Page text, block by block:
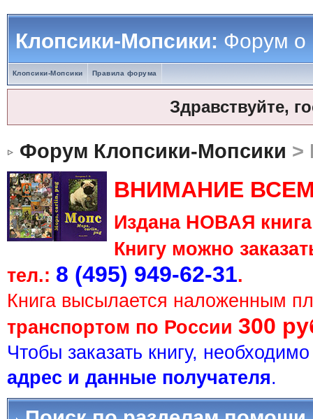
Клопсики-Мопсики:Форум о
Клопсики-Мопсики Правила форума
Здравствуйте,
Форум Клопсики-Мопсики >
ВНИМАНИЕ
Издана НОВАЯ
Книгу можно
тел.: 8 (495) 949-62-31.
Книга высылается наложенным
транспортом по России 300
Чтобы заказать книгу,
адрес и данные получателя.